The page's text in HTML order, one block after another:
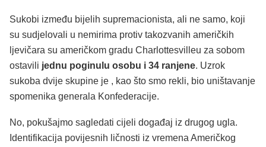
Sukobi između bijelih supremacionista, ali ne samo, koji
su sudjelovali u nemirima protiv takozvanih američkih
ljevičara su američkom gradu Charlottesvilleu za sobom
ostavili jednu poginulu osobu i 34 ranjene. Uzrok
sukoba dvije skupine je , kao što smo rekli, bio uništavanje
spomenika generala Konfederacije.
No, pokušajmo sagledati cijeli događaj iz drugog ugla.
Identifikacija povijesnih ličnosti iz vremena Američkog